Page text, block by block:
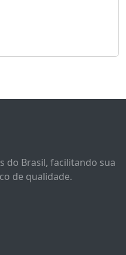
do Brasil, facilitando sua
de qualidade.